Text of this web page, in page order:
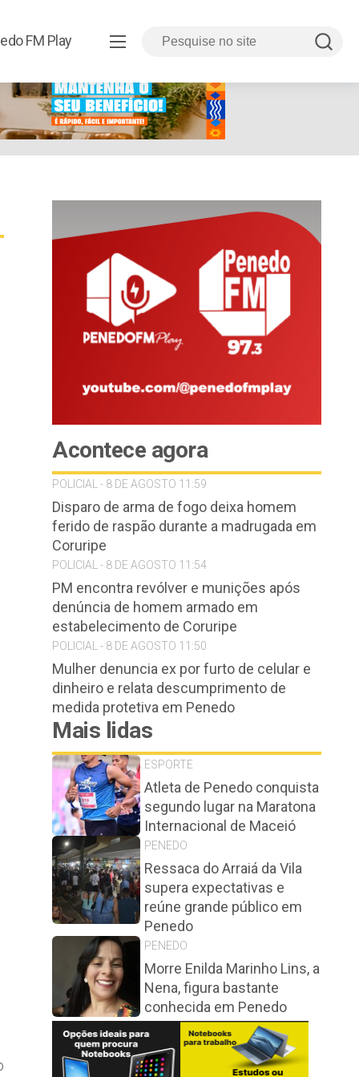
FM Play
Acontece agora
POLICIAL - 8 DE AGOSTO 11:59
Disparo de arma de fogo deixa homem
ferido de raspão durante a madrugada em
Coruripe
POLICIAL - 8 DE AGOSTO 11:54
PM encontra revólver e munições após
denúncia de homem armado em
estabelecimento de Coruripe
POLICIAL - 8 DE AGOSTO 11:50
Mulher denuncia ex por furto de celular e
dinheiro e relata descumprimento de
medida protetiva em Penedo
Mais lidas
ESPORTE
Atleta de Penedo conquista
segundo lugar na Maratona
Internacional de Maceió
PENEDO
Ressaca do Arraiá da Vila
supera expectativas e
reúne grande público em
Penedo
PENEDO
Morre Enilda Marinho Lins, a
Nena, figura bastante
conhecida em Penedo